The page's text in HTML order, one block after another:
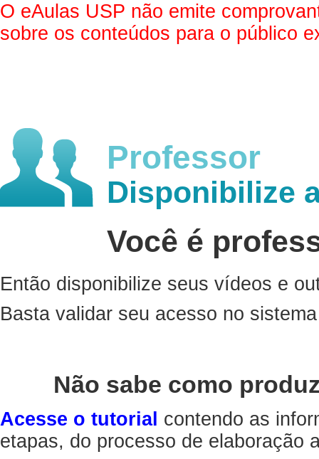
O eAulas USP não emite
sobre os conteúdos para o público
Professor
Disponibilize
Você é
Então disponibilize seus vídeos e
Basta validar seu acesso no
Não sabe como
Acesse o tutorial contendo as
etapas, do processo de elaboração